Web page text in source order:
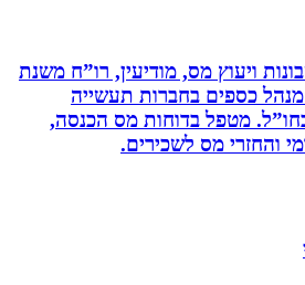
ויעוץ מס, מודיעין, רו”ח משנת
מנהל כספים בחברות תעשייה
מטפל בדוחות מס הכנסה,
מס לשכירים.